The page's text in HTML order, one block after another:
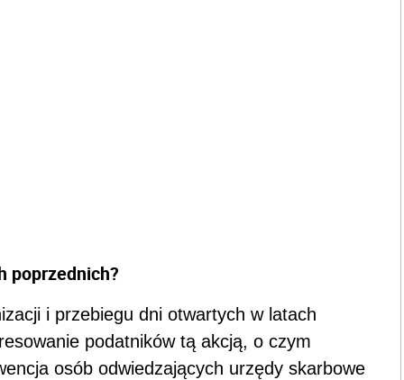
poprzednich?
i przebiegu dni otwartych w latach
podatników tą akcją, o czym
osób odwiedzających urzędy skarbowe